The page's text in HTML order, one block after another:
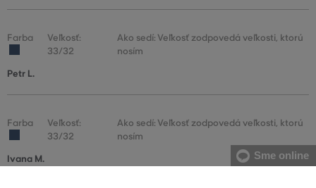
Farba
Veľkosť:
33/32
Ako sedí: Veľkosť zodpovedá veľkosti, ktorú
nosím
Petr L.
Farba
Veľkosť:
33/32
Ako sedí: Veľkosť zodpovedá veľkosti, ktorú
nosím
Ivana M.
Sme online